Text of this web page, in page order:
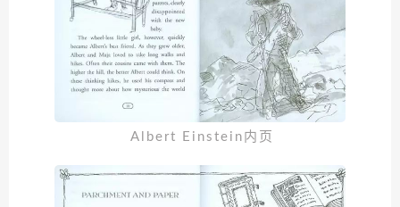
Albert Einstein内页